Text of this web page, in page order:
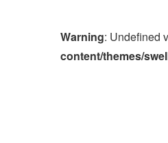
Warning: Undefined
content/themes/